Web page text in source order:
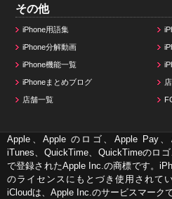
その他
iPhone用語集
iPhone分解動画
iPhone機能一覧
iPhoneまとめブログ
店舗一覧
Apple、Apple のロゴ、Apple Pay、
iTunes、QuickTime、QuickTimeのロ
で登録されたApple Inc.の商標です。
のライセンスにもとづき使用されて
iCloudは、Apple Inc.のサービスマークで